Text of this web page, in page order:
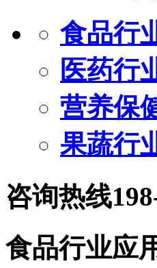
食品行
医药行
营养保
果蔬行
咨询热线
食品行业应